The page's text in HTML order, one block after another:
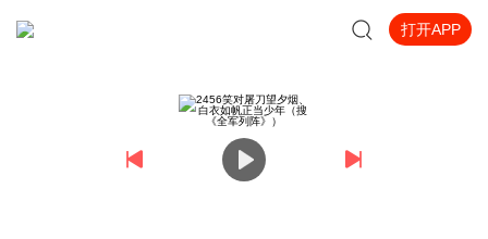
打开APP